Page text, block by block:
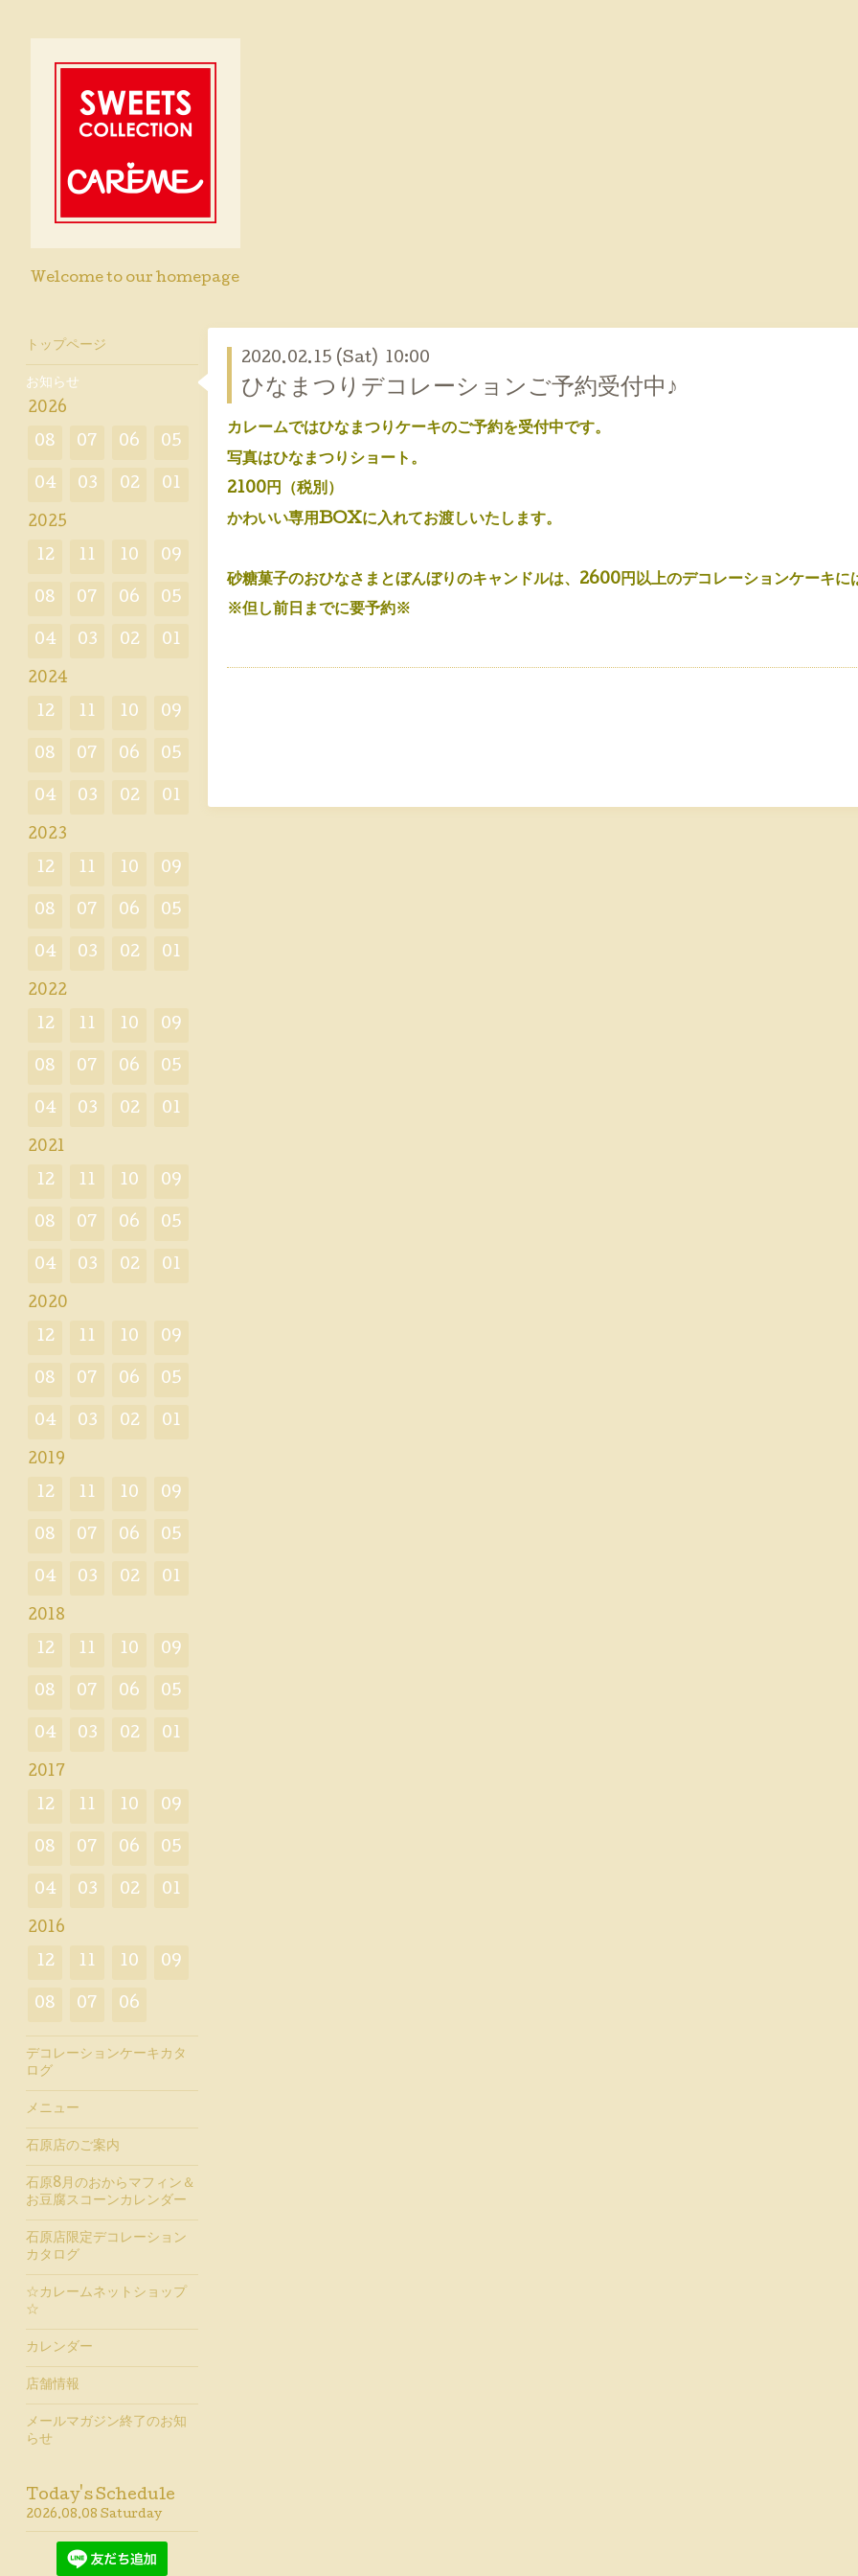
Welcome to our homepage
2020.02.15 (Sat) 10:00
ひなまつりデコレーションご予約受付中♪
カレームではひなまつりケーキのご予約を受付中です。
写真はひなまつりショート。
2100円（税別）
かわいい専用BOXに入れてお渡しいたします。
砂糖菓子のおひなさまとぼんぼりのキャンドルは、2600円以上のデコレーションケーキに
※但し前日までに要予約※
トップページ
お知らせ
2026
08 07 06 05
04 03 02 01
2025
12 11 10 09
08 07 06 05
04 03 02 01
2024
12 11 10 09
08 07 06 05
04 03 02 01
2023
12 11 10 09
08 07 06 05
04 03 02 01
2022
12 11 10 09
08 07 06 05
04 03 02 01
2021
12 11 10 09
08 07 06 05
04 03 02 01
2020
12 11 10 09
08 07 06 05
04 03 02 01
2019
12 11 10 09
08 07 06 05
04 03 02 01
2018
12 11 10 09
08 07 06 05
04 03 02 01
2017
12 11 10 09
08 07 06 05
04 03 02 01
2016
12 11 10 09
08 07 06
デコレーションケーキカタ
ログ
メニュー
石原店のご案内
石原8月のおからマフィン＆
お豆腐スコーンカレンダー
石原店限定デコレーション
カタログ
☆カレームネットショップ
☆
カレンダー
店舗情報
メールマガジン終了のお知
らせ
Today's Schedule
2026.08.08 Saturday